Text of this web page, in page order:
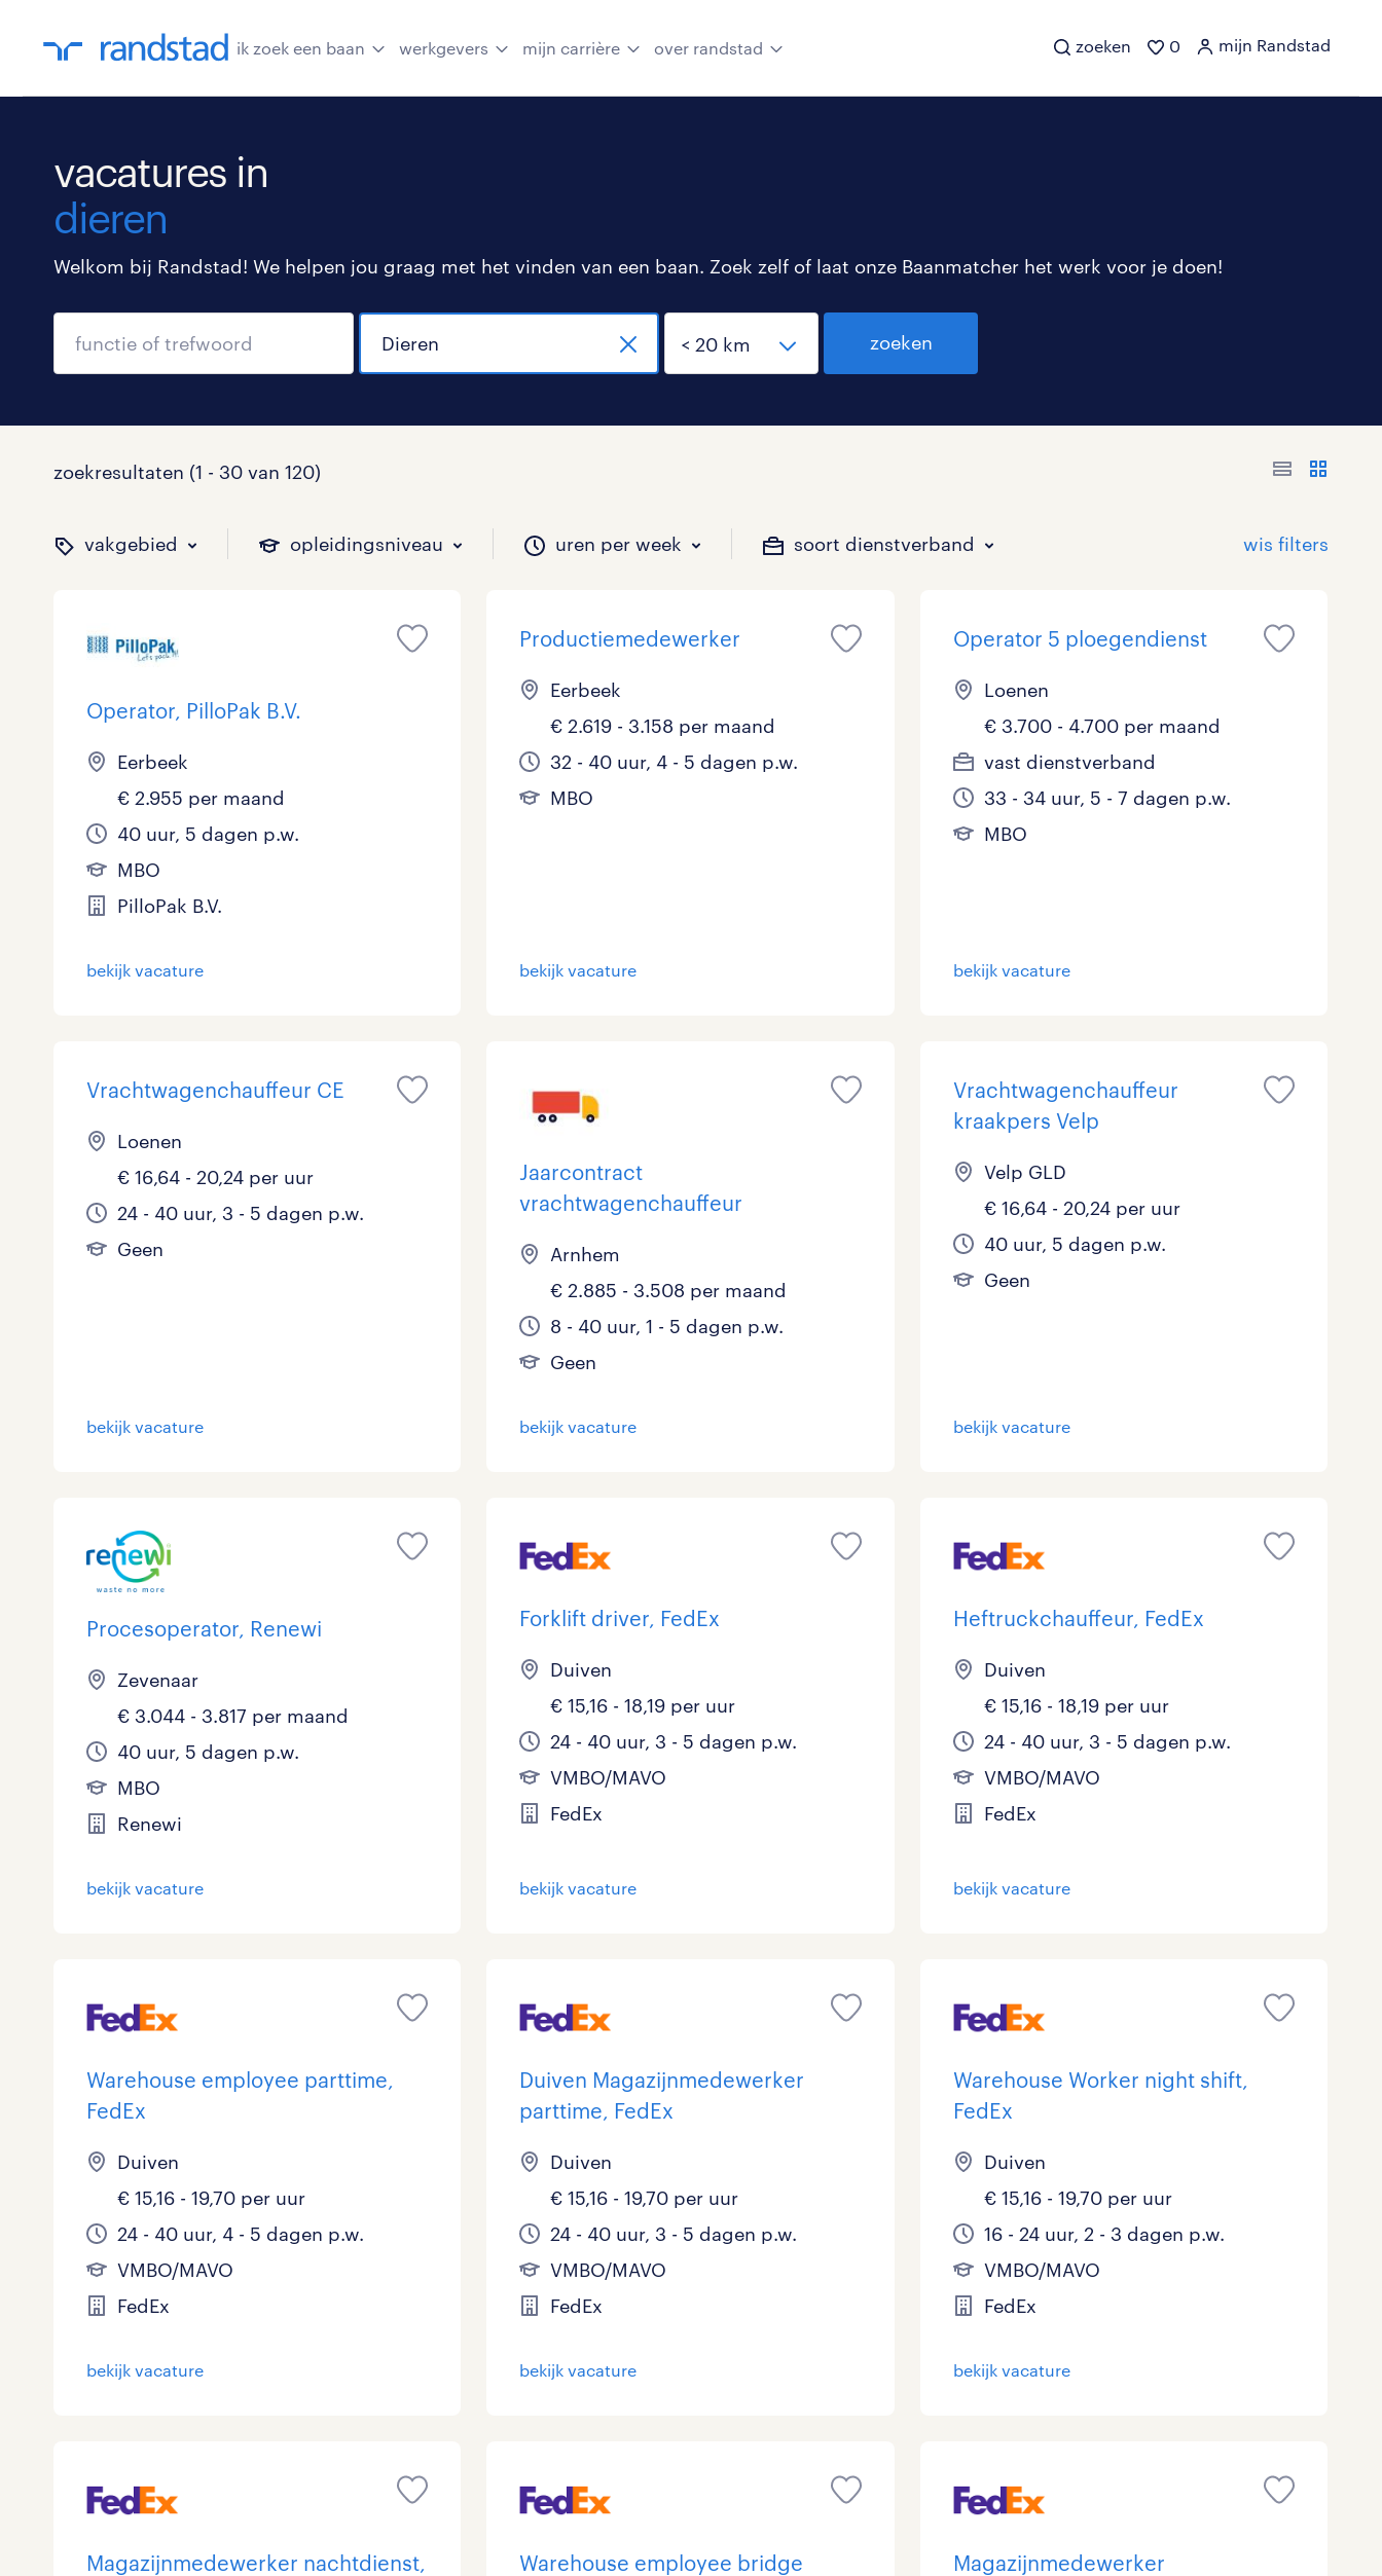
ik zoek een baan werkgevers mijn carrière over randstad zoeken 0 mijn Randstad
vacatures in
dieren
Welkom bij Randstad! We helpen jou graag met het vinden van een baan. Zoek zelf of laat onze Baanmatcher het werk voor je doen!
zoeken
zoekresultaten (1 - 30 van 120)
vakgebied opleidingsniveau uren per week soort dienstverband
binnen welk vakgebied wil je werken?
Administratief Beveiliging 0 Bouw 0
Callcenter / Contactcenter Chauffeurs Commercieel / Verkoop 4
ICT 3
Secretarieel 2 Supply chain & procurement Techniek 10
Webcare
toon 120 resultaten
op welk niveau zoek je vacatures?
Basisonderwijs Geen 27 HAVO/VWO 1
HBO 9 LBO, MAVO, VMBO MBO 54
VMBO/MAVO
hoeveel uren per week wil je werken?
0 - 8 uur 9 - 16 uur 1 17 - 24 uur 36
25 - 32 uur 28 33 - 36 uur 37 - 40+ uur 23
toon 120 resultaten
welk soort dienstverband zou jij willen?
Detachering Tijdelijk 16 Tijdelijk met uitzicht op vast
Vast 19
toon 120 resultaten
Operator, PilloPak B.V.
Eerbeek
€ 2.955 per maand
40 uur, 5 dagen p.w.
MBO
PilloPak B.V.
bekijk vacature
Productiemedewerker
Eerbeek
€ 2.619 - 3.158 per maand
32 - 40 uur, 4 - 5 dagen p.w.
MBO
bekijk vacature
Operator 5 ploegendienst
Loenen
€ 3.700 - 4.700 per maand
vast dienstverband
33 - 34 uur, 5 - 7 dagen p.w.
MBO
bekijk vacature
Vrachtwagenchauffeur CE
Loenen
€ 16,64 - 20,24 per uur
24 - 40 uur, 3 - 5 dagen p.w.
Geen
bekijk vacature
Jaarcontract
vrachtwagenchauffeur
Arnhem
€ 2.885 - 3.508 per maand
8 - 40 uur, 1 - 5 dagen p.w.
Geen
bekijk vacature
Vrachtwagenchauffeur
kraakpers Velp
Velp GLD
€ 16,64 - 20,24 per uur
40 uur, 5 dagen p.w.
Geen
bekijk vacature
Procesoperator, Renewi
Zevenaar
€ 3.044 - 3.817 per maand
40 uur, 5 dagen p.w.
MBO
Renewi
bekijk vacature
Forklift driver, FedEx
Duiven
€ 15,16 - 18,19 per uur
24 - 40 uur, 3 - 5 dagen p.w.
VMBO/MAVO
FedEx
bekijk vacature
Heftruckchauffeur, FedEx
Duiven
€ 15,16 - 18,19 per uur
24 - 40 uur, 3 - 5 dagen p.w.
VMBO/MAVO
FedEx
bekijk vacature
Warehouse employee parttime,
FedEx
Duiven
€ 15,16 - 19,70 per uur
24 - 40 uur, 4 - 5 dagen p.w.
VMBO/MAVO
FedEx
bekijk vacature
Duiven Magazijnmedewerker
parttime, FedEx
Duiven
€ 15,16 - 19,70 per uur
24 - 40 uur, 3 - 5 dagen p.w.
VMBO/MAVO
FedEx
bekijk vacature
Warehouse Worker night shift,
FedEx
Duiven
€ 15,16 - 19,70 per uur
16 - 24 uur, 2 - 3 dagen p.w.
VMBO/MAVO
FedEx
bekijk vacature
Magazijnmedewerker nachtdienst,
Warehouse employee bridge
Magazijnmedewerker